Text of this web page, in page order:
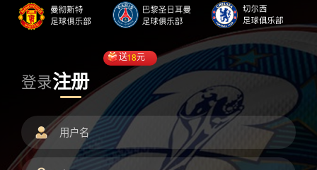
登录注册
送18元